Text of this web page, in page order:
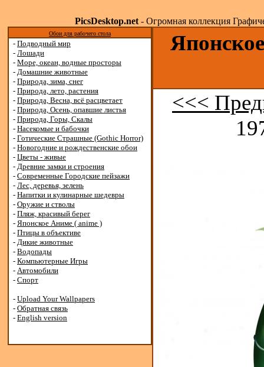
PicsDesktop.net- Огромная коллекция
Обои для рабочего стола
- Подводный мир
- Лошади
- Море, океан, водные просторы
- Домашние животные
- Природа, зима, снег
- Природа, лето, растения
- Природа, Весна, всё расцветает
- Природа, Осень, опавшие листья
- Природа, Горы, Скалы
- Насекомые и бабочки
- Готические Страшные (Gothic Horror)
- Новогодние и рождественские обои
- Цветы - живые
- Древние замки и строения
- Современные Городские пейзажи
- Лес, деревья, зелень
- Напитки и кулинарные шедевры
- Оружие и стволы
- Пляж, красивый берег
- Японское Аниме ( anime )
- Птицы в объективе
- Дикие животные
- Водопады
- Компьютерные Игры
- Автомобили
- Спорт
- Upload Your Wallpapers
- Обратная связь
- English version
<<<